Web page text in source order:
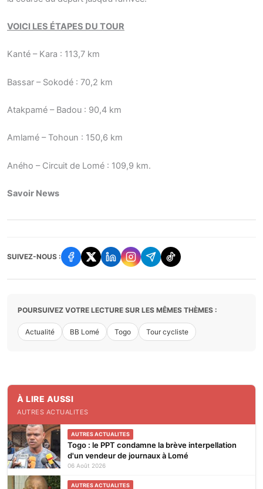
VOICI LES ÉTAPES DU TOUR
Kanté – Kara : 113,7 km
Bassar – Sokodé : 70,2 km
Atakpamé – Badou : 90,4 km
Amlamé – Tohoun : 150,6 km
Aného – Circuit de Lomé : 109,9 km.
Savoir News
SUIVEZ-NOUS :
POURSUIVEZ VOTRE LECTURE SUR LES MÊMES THÈMES :
Actualité BB Lomé Togo Tour cycliste
À LIRE AUSSI
AUTRES ACTUALITES
AUTRES ACTUALITES
Togo : le PPT condamne la brève interpellation
d'un vendeur de journaux à Lomé
06 Août 2026
AUTRES ACTUALITES